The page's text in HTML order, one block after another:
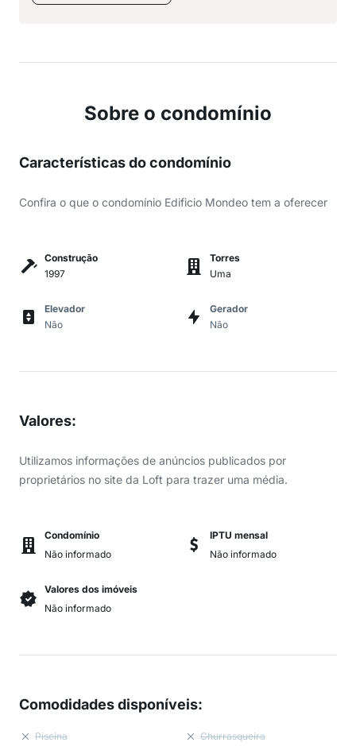
Sobre o condomínio
Características do condomínio
Confira o que o condomínio Edificio Mondeo tem a oferecer
Construção
1997
Torres
Uma
Elevador
Não
Gerador
Não
Valores:
Utilizamos informações de anúncios publicados por
proprietários no site da Loft para trazer uma média.
Condomínio
Não informado
IPTU mensal
Não informado
Valores dos imóveis
Não informado
Comodidades disponíveis:
Piscina Churrasqueira